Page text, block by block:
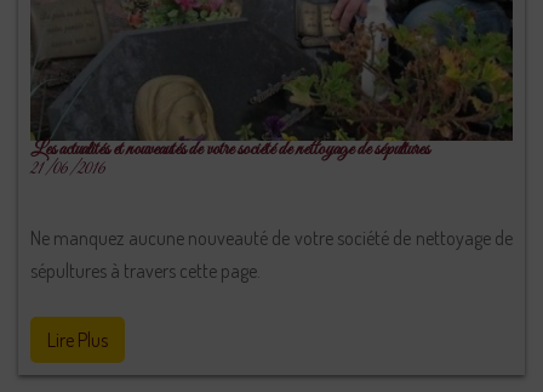
Les actualités et nouveautés de votre société de nettoyage de sépultures
21/06/2016
Ne manquez aucune nouveauté de votre société de nettoyage de
sépultures à travers cette page.
Lire Plus